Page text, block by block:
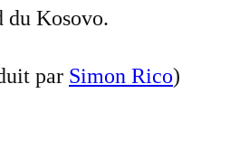
du Kosovo.
par Simon Rico)